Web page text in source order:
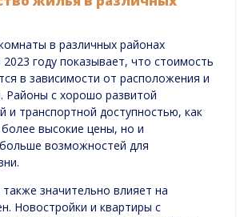
в различных районах
2023 году показывает, что стоимость
в зависимости от расположения и
Районы с хорошо развитой
и транспортной доступностью, как
высокие цены, но и
возможностей для
значительно влияет на
Новостройки и квартиры с